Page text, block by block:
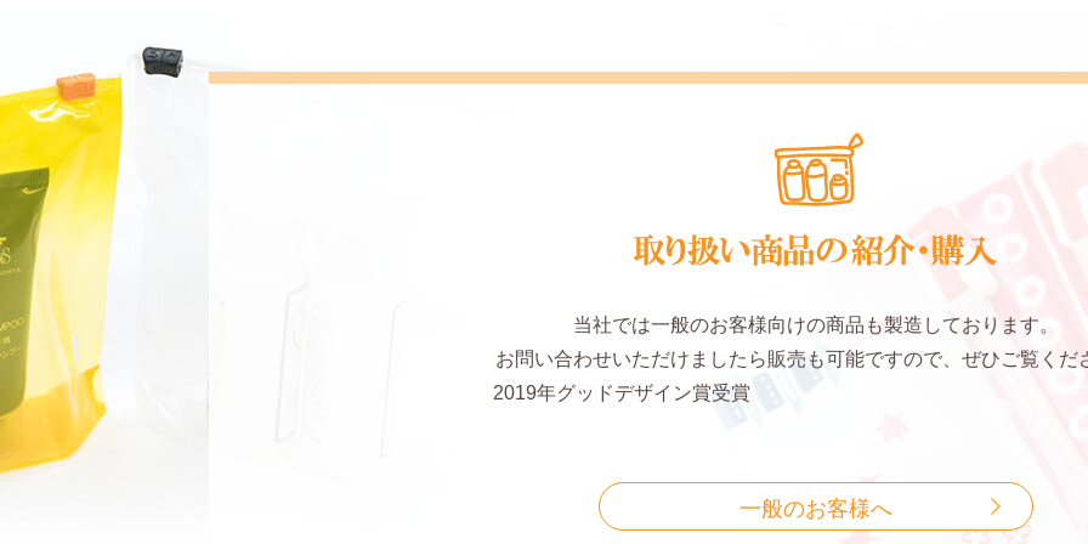
当社では一般のお客様向けの商品も製造しております。
お問い合わせいただけましたら販売も可能ですので、ぜひご覧くだ
2019年グッドデザイン賞受賞
一般のお客様へ